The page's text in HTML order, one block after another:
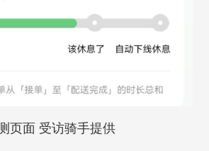
页面 受访骑手提供